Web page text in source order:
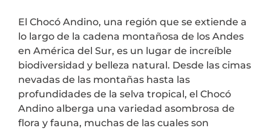
El Chocó Andino, una región que se extiende a
lo largo de la cadena montañosa de los Andes
en América del Sur, es un lugar de increíble
biodiversidad y belleza natural. Desde las cimas
nevadas de las montañas hasta las
profundidades de la selva tropical, el Chocó
Andino alberga una variedad asombrosa de
flora y fauna, muchas de las cuales son